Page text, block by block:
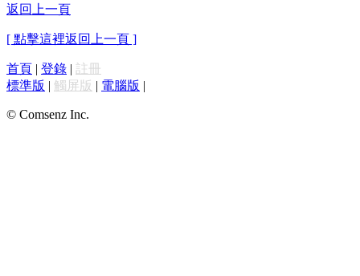
返回上一頁
[ 點擊這裡返回上一頁 ]
首頁 | 登錄 | 註冊
標準版 | 觸屏版 | 電腦版 |
© Comsenz Inc.